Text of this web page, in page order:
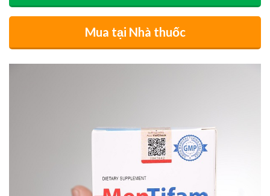
Mua tại Nhà thuốc